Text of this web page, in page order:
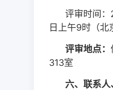
评审时间：
日上午9时（北
评审地点：
313室
六、联系